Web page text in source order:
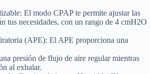
El modo CPAP te permite ajustar las
tus necesidades, con un rango de 4 cmH2O
(APE): El APE proporciona una
presión de flujo de aire regular mientras
al exhalar.